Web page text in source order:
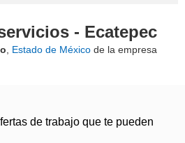
- Ecatepec
Estado de México de la empresa
de trabajo que te pueden